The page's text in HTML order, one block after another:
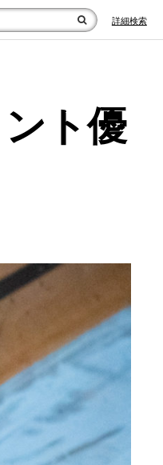
詳細検索
ト優